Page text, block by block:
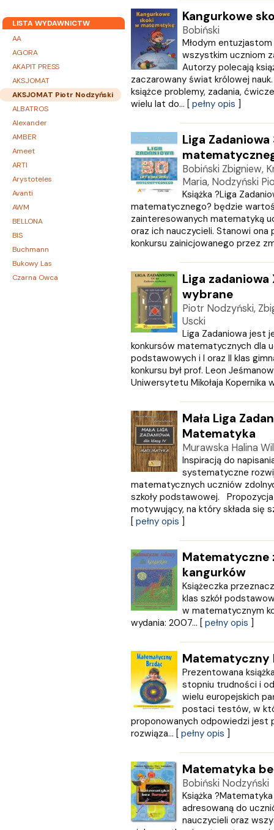
LISTA WYDAWNICTW
AA
AGORA
AKAPIT PRESS
AKSJOMAT
AKSJOMAT Piotr Nodzyński
ALBATROS
Alexander
AMBER
Ameet
ARTI
Arystoteles
Avanti
AWM
BELLONA
BIS
Buchmann
Bukowy Las
Czarna Owca
Kangurkowe
Bobiński
Młodym entuzjastom
wszystkim uczniom
Autorzy polecają
zaczarowany świat królowej
książce problemy, zadania,
wielu lat do... [ pełny opis ]
Liga
Bobiński Zbigniew,
Maria, Nodzyński
Książka ?Liga
matematycznego? będzie
zainteresowanych matematyką
oraz ich nauczycieli. Stanowi
konkursu zainicjowanego przez
Liga zadaniowa
wybrane
Piotr Nodzyński,
Uscki
Liga Zadaniowa jest
konkursów matematycznych dla
podstawowych i I oraz II klas
konkursu był prof. Leon
Uniwersytetu Mikołaja Kopernika
Mała Liga
Matematyka
Murawska Halina
Inspiracją do
systematyczne
matematycznych uczniów
szkoły podstawowej.
motywujący, na który składa się
[ pełny opis ]
Matematyczne
kangurków
Książeczka
klas szkół
w matematycznym
wydania: 2007... [ pełny opis ]
Matematyczny
Prezentowana
stopniu trudności i
wielu europejskich
postaci testów, w
proponowanych odpowiedzi jest
rozwiąza... [ pełny opis ]
Matematyka
Bobiński Nodzyński
Książka
adresowaną do
nauczycieli oraz